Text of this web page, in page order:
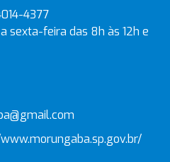
4377
sexta-feira das 8h às 12h e